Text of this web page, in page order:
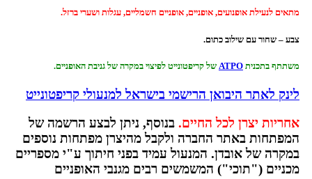
מתאים לנעילת אופנועים, אופניים, אופניים חשמליים, עגלות ושערי ברזל.
צבע – שחור עם שילוב כתום.
משתתף בתכנית ATPO של קריפטונייט לפיצוי במקרה של גניבת האופניים.
לינק לאתר היבואן הרישמי בישראל למנעולי קריפטונייט
אחריות יצרן לכל החיים. בנוסף, ניתן לבצע הרשמה של
המפתחות באתר החברה ולקבל מהיצרן מפתחות נוספים
במקרה של אובדן. המנעול עמיד בפני חיתוך ע"י מספריים
מכניים ("תוכי") המשמשים רבים מגנבי האופניים